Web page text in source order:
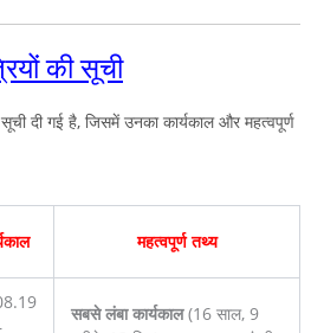
की सूची
दी गई है, जिसमें उनका कार्यकाल और महत्वपूर्ण
महत्वपूर्ण तथ्य
सबसे लंबा कार्यकाल(16 साल, 9